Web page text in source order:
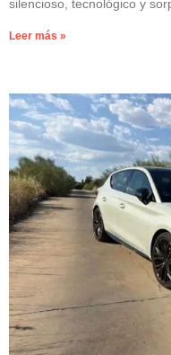
silencioso, tecnológico y
Leer más »